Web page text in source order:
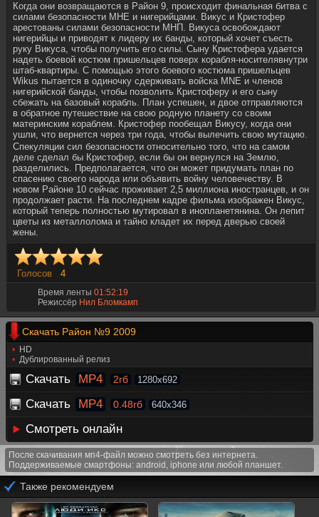
Когда они возвращаются в Район 9, происходит финальная битва с
силами безопасности МНЕ и нигерийцами. Викус и Кристофер
арестованы силами безопасности МНП. Викуса освобождают
нигерийцы и приводят к лидеру их банды, который хочет съесть
руку Викуса, чтобы получить его силы. Сыну Кристофера удается
надеть боевой костюм пришельцев поверх корабля-носителявнутри
штаб-квартиры. С помощью этого боевого костюма пришельцев
Wikus пытается в одиночку сдерживать войска MNE и членов
нигерийской банды, чтобы позволить Кристоферу и его сыну
сбежать на базовый корабль. План успешен, и двое отправляются
в обратное путешествие на свою родную планету со своим
материнским кораблем. Кристофер пообещал Викусу, когда они
ушли, что вернется через три года, чтобы вылечить свою мутацию.
Спекуляции сил безопасности относительно того, что на самом
деле сделал бы Кристофер, если бы он вернулся на Землю,
разделились. Предполагается, что он может придумать план по
спасению своего народа или объявить войну человечеству. В
новом Районе 10 сейчас проживает 2,5 миллиона иностранцев, и он
продолжает расти. На последнем кадре фильма изображен Викус,
который теперь полностью мутировал в инопланетянина. Он лепит
цветы из металлолома и тайно кладет их перед дверью своей
жены.
Голосов 4
Время ленты 01:52:19
Режиссёр Нил Бломкамп
Скачать Район №9 2009
HD
Дублированный релиз
Скачать MP4 2гб 1280x692
Скачать MP4 0.48гб 640x346
Смотреть онлайн
После скачивания мп4-файл можно смотреть без интернета.
Поддерживаемые смартфоны: android, iphone или любой планшет.
Также рекомендуем